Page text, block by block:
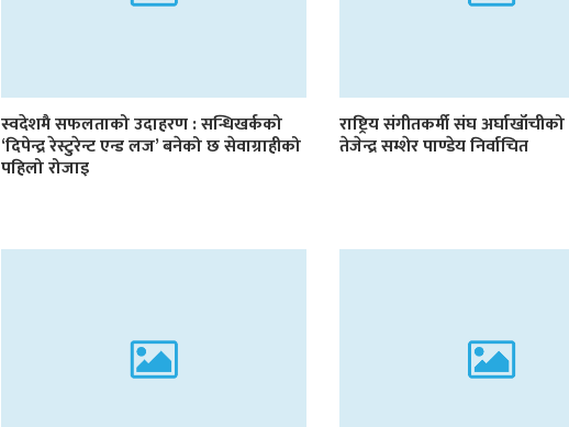
स्वदेशमै सफलताको उदाहरण : सन्धिखर्कको
‘दिपेन्द्र रेस्टुरेन्ट एन्ड लज’ बनेको छ सेवाग्राहीको
पहिलो रोजाइ
राष्ट्रिय संगीतकर्मी संघ
तेजेन्द्र सम्शेर पाण्डेय निर्वाचित